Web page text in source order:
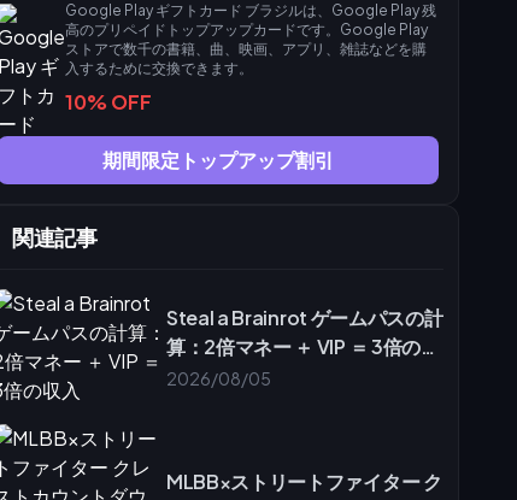
Google Play ギフトカード ブラジルは、Google Play 残
高のプリペイドトップアップカードです。Google Play
ストアで数千の書籍、曲、映画、アプリ、雑誌などを購
入するために交換できます。
10% OFF
期間限定トップアップ割引
関連記事
Steal a Brainrot ゲームパスの計
算：2倍マネー ＋ VIP ＝ 3倍の収
入
2026/08/05
MLBB×ストリートファイター ク